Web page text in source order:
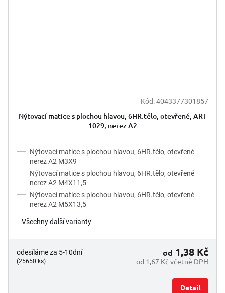
Kód:4043377301857
Nýtovací matice s plochou hlavou, 6HR.tělo, otevřené, ART
1029, nerez A2
Nýtovací matice s plochou hlavou, 6HR.tělo, otevřené
nerez A2 M3X9
Nýtovací matice s plochou hlavou, 6HR.tělo, otevřené
nerez A2 M4X11,5
Nýtovací matice s plochou hlavou, 6HR.tělo, otevřené
nerez A2 M5X13,5
Všechny další varianty
odesíláme za 5-10dní
(25650 ks) od 1,67 Kč včetně DPH
od 1,38 Kč
Detail